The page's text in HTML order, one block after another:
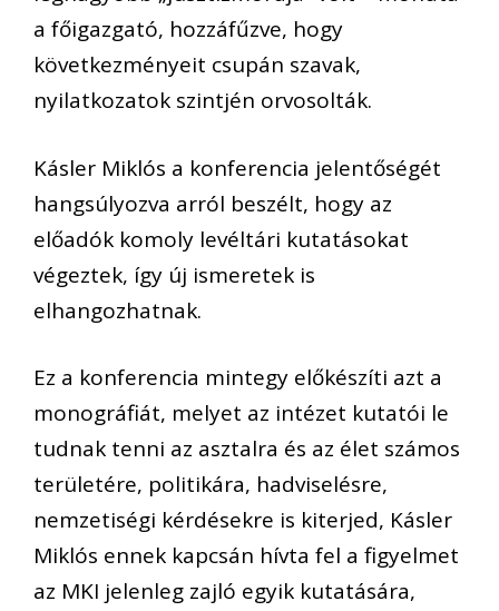
a főigazgató, hozzáfűzve, hogy
következményeit csupán szavak,
nyilatkozatok szintjén orvosolták.
Kásler Miklós a konferencia jelentőségét
hangsúlyozva arról beszélt, hogy az
előadók komoly levéltári kutatásokat
végeztek, így új ismeretek is
elhangozhatnak.
Ez a konferencia mintegy előkészíti azt a
monográfiát, melyet az intézet kutatói le
tudnak tenni az asztalra és az élet számos
területére, politikára, hadviselésre,
nemzetiségi kérdésekre is kiterjed, Kásler
Miklós ennek kapcsán hívta fel a figyelmet
az MKI jelenleg zajló egyik kutatására,